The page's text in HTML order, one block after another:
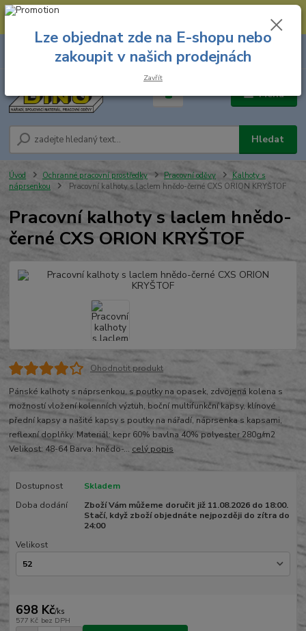
--- Spojovací materiál: 774 431 045 --- Prodejna nářadí: 731 449 423 --
Menu
Hledat
8.00 hod. - 16.00 hod.
za
Úvod Ochranné pracovní prostředky Pracovní oděvy
Kalhoty s
náprsenkou
Pracovní kalhoty s laclem hnědo-černé CXS ORION KRYŠTOF
Pracovní kalhoty s laclem hnědo-
černé CXS ORION KRYŠTOF
Ohodnotit produkt
Pánské kalhoty s náprsenkou, s poutky na opasek, zdvojená kolena s
možností vložení kolenních výztuh, boční multifunkční kapsy, klínové
přední kapsy a našité kapsy s poutky na nářadí, náprsenka s kapsami,
reflexní doplňky. Materiál: kepr 60% bavlna 40% polyester 280g/m2
Velikost: 48-64 Barva: hnědo-... celý popis
Dostupnost
Skladem
Doba dodání
Zboží Vám můžeme doručit již 11.08.2026 do 18:00.
Stačí, když zboží objednáte nejpozději do zítra do
24:00
Velikost
698 Kč/ks
577 Kč bez DPH
Lze objednat zde na E-shopu nebo
zakoupit v našich prodejnách
Zavřít